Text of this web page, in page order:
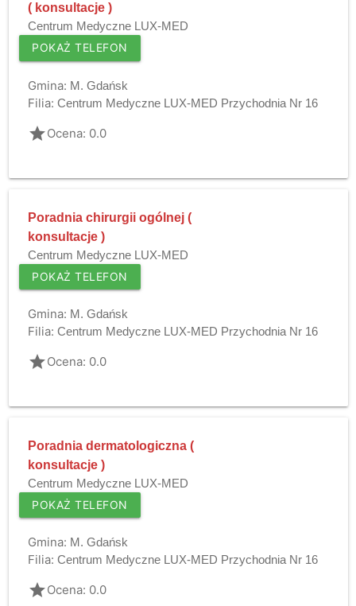
( konsultacje )
Centrum Medyczne LUX-MED
POKAŻ TELEFON
Gmina: M. Gdańsk
Filia: Centrum Medyczne LUX-MED Przychodnia Nr 16
gradeOcena: 0.0
Poradnia chirurgii ogólnej (
konsultacje )
Centrum Medyczne LUX-MED
POKAŻ TELEFON
Gmina: M. Gdańsk
Filia: Centrum Medyczne LUX-MED Przychodnia Nr 16
gradeOcena: 0.0
Poradnia dermatologiczna (
konsultacje )
Centrum Medyczne LUX-MED
POKAŻ TELEFON
Gmina: M. Gdańsk
Filia: Centrum Medyczne LUX-MED Przychodnia Nr 16
gradeOcena: 0.0